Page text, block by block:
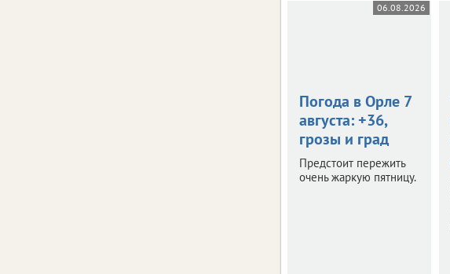
06.08.2026
Погода в Орле 7
августа: +36,
грозы и град
Предстоит пережить
очень жаркую пятницу.